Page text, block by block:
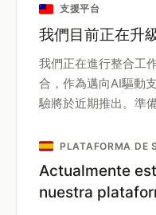
支援平台
我們目前正在升
我們正在進行整合工
合，作為邁向AI驅動
驗將於近期推出。準
PLATAFORMA DE
Actualmente
nuestra